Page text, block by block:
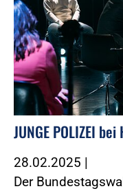
JUNGE POLIZEI
28.02.2025 |
Der